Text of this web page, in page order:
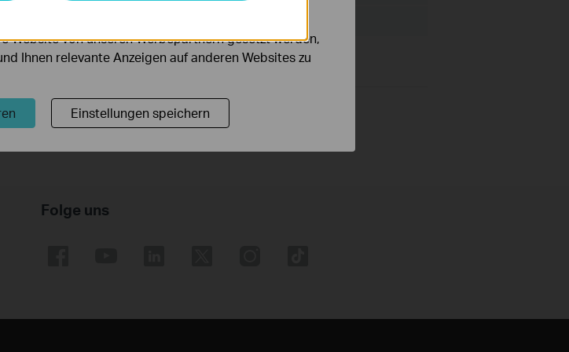
64 bit.
Folge uns
und anzupassen.
Website von unseren Werbepartnern gesetzt werden,
Ihnen relevante Anzeigen auf anderen Websites zu
Einstellungen speichern